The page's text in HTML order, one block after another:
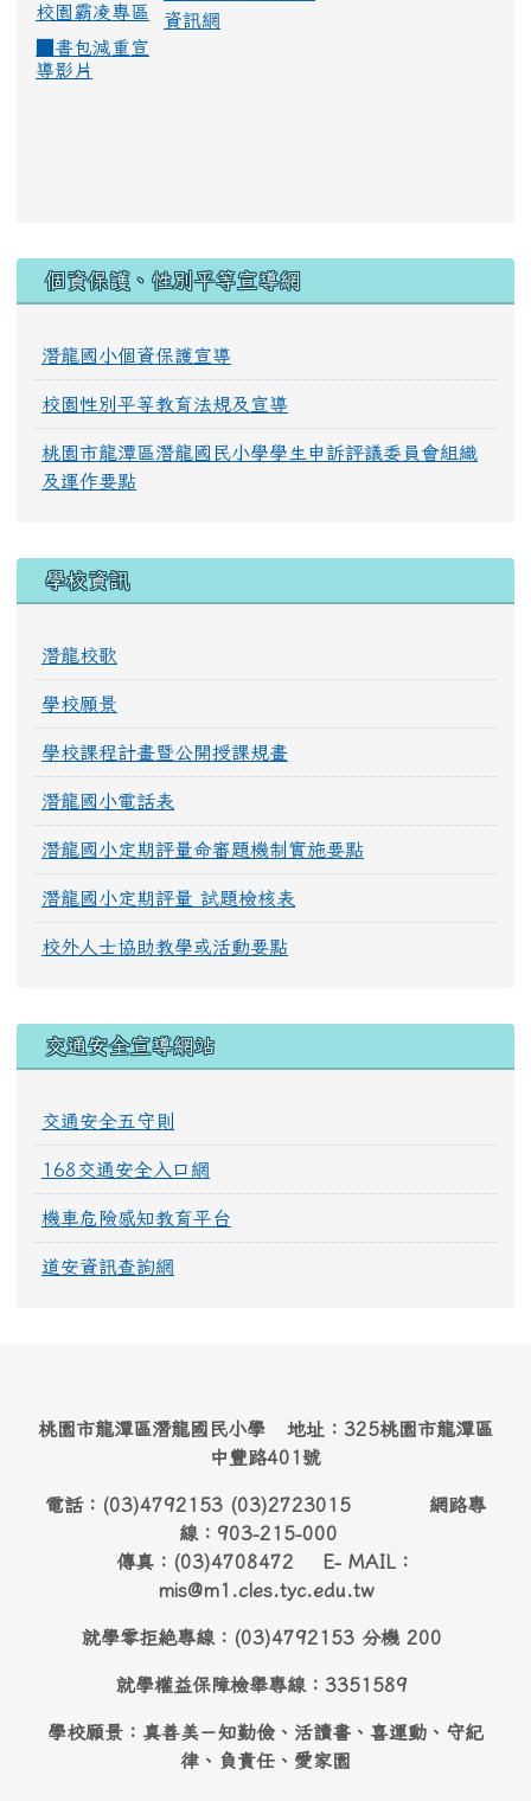
校園霸凌專區
資訊網
書包減重宣
導影片
個資保護、性別平等宣導網
潛龍國小個資保護宣導
校園性別平等教育法規及宣導
桃園市龍潭區潛龍國民小學學生申訴評議委員會組織
及運作要點
學校資訊
潛龍校歌
學校願景
學校課程計畫暨公開授課規畫
潛龍國小電話表
潛龍國小定期評量命審題機制實施要點
潛龍國小定期評量 試題檢核表
校外人士協助教學或活動要點
交通安全宣導網站
交通安全五守則
168交通安全入口網
機車危險感知教育平台
道安資訊查詢網
桃園市龍潭區潛龍國民小學 地址：325桃園市龍潭區
中豐路401號
電話：(03)4792153 (03)2723015 網路專
線：903-215-000
傳真：(03)4708472 E- MAIL：
mis@m1.cles.tyc.edu.tw
就學零拒絶專線：(03)4792153 分機 200
就學權益保障檢舉專線：3351589
學校願景：真善美－知勤儉、活讀書、喜運動、守紀
律、負責任、愛家園